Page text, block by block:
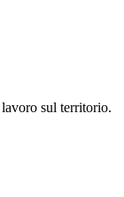
sul territorio.